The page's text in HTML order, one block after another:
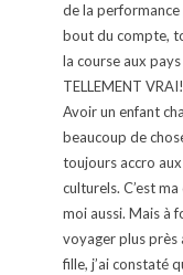
de la performance
bout du compte,
la course aux pays
TELLEMENT VRAI!
Avoir un enfant
beaucoup de
toujours accro
culturels. C’est
moi aussi. Mais à
voyager plus près
fille, j’ai constaté